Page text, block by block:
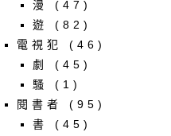
漫
(47)
遊
(82)
電視犯
(46)
劇
(45)
騷
(1)
閱書者
(95)
書
(45)